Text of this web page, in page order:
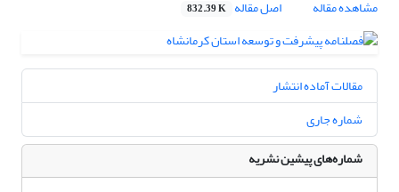
مشاهده مقاله
اصل مقاله 832.39 K
مقالات آماده انتشار
شماره جاری
شماره‌های پیشین نشریه